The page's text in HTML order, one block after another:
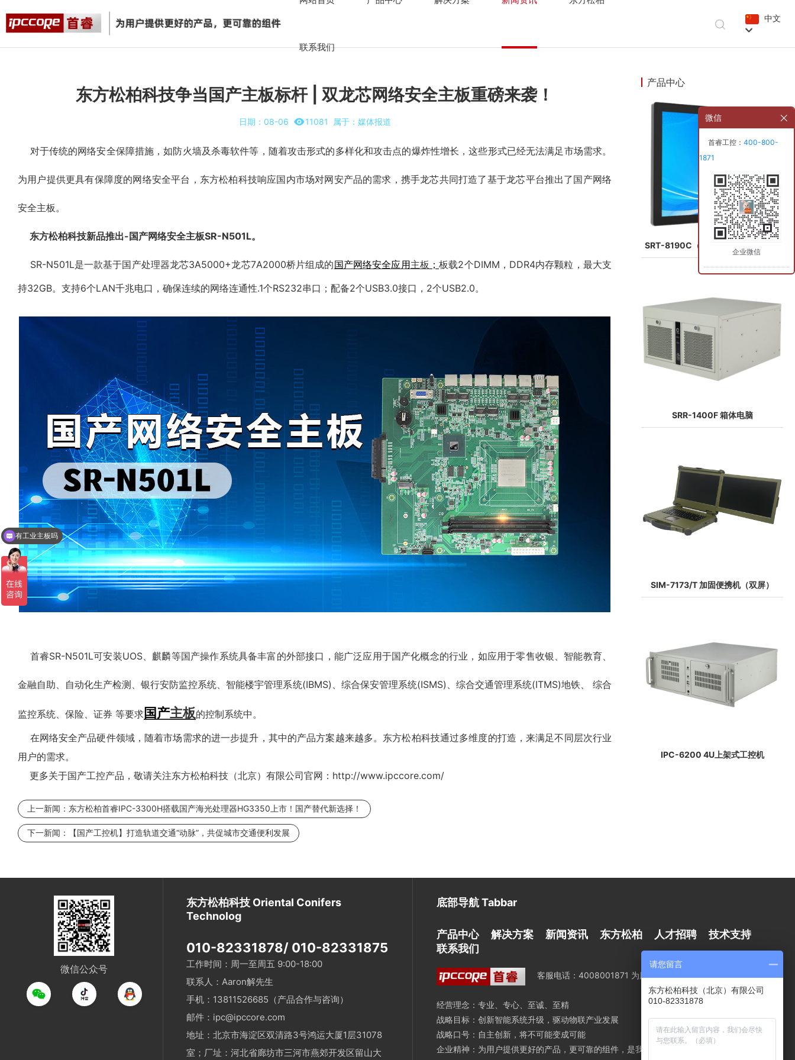
联系我们
中文
产品中心
SRT-8190C（8代）工业触摸一体机
SRR-1400F 箱体电脑
SIM-7173/T 加固便携机（双屏）
IPC-6200 4U上架式工控机
东方松柏科技争当国产主板标杆 | 双龙芯网络安全主板重磅来袭！
日期： 08-06 11081 属于： 媒体报道
对于传统的网络安全保障措施，如防火墙及杀毒软件等，随着攻击形式的多样化和攻击点的爆炸性增长，这些形式已经无法满足市场需求。
为用户提供更具有保障度的网络安全平台， 东方松柏科技响应国内市场对网安产品的需求，携手龙芯共同打造了基于龙芯平台推出了国产网络
安全主板。
东方松柏科技新品推出-国产网络安全主板SR-N501L。
SR-N501L是一款基于国产处理器龙芯3A5000+龙芯7A2000桥片组成的国产网络安全应用主板 ； 板载2个DIMM，DDR4内存颗粒，最大支
持32GB。支持6个LAN千兆电口，确保连续的网络连通性.1个RS232串口；配备2个USB3.0接口，2个USB2.0。
首睿SR-N501L可安装UOS、麒麟等国产操作系统具备丰富的外部接口，能广泛应用于国产化概念的行业，如应用于零售收银、智能教育、
金融自助、自动化生产检测、银行安防监控系统、智能楼宇管理系统(IBMS)、综合保安管理系统(ISMS)、综合交通管理系统(ITMS)地铁、 综合
监控系统、保险、证券 等要求 国产主板的控制系统中。
在网络安全产品硬件领域，随着市场需求的进一步提升，其中的产品方案越来越多。 东方松柏科技通过多维度的打造，来满足不同层次行业
用户的需求。
更多关于国产工控产品，敬请关注东方松柏科技 （北京）有限公司官网：http://www.ipccore.com/
上一新闻： 东方松柏首睿IPC-3300H搭载国产海光处理器HG3350上市！国产替代新选择！
下一新闻： 【国产工控机】打造轨道交通“动脉”，共促城市交通便利发展
微信公众号
东方松柏科技 Oriental Conifers
Technolog
010-82331878/ 010-82331875
工作时间：周一至周五 9:00-18:00
联系人：Aaron解先生
手机：13811526685（产品合作与咨询）
邮件：ipc@ipccore.com
地址：北京市海淀区双清路3号鸿运大厦1层31078
室；厂址：河北省廊坊市三河市燕郊开发区留山大
底部导航 Tabbar
产品中心 解决方案 新闻资讯 东方松柏 人才招聘
技术支持
联系我们
客服电话：4008001871 为用户提供更好的产品，更可靠的组件
经营理念：专业、专心、至诚、至精
战略目标：创新智能系统升级，驱动物联产业发展
战略口号：自主创新，将不可能变成可能
企业精神：为用户提供更好的产品，更可靠的组件，是我们不断前行的动力
有工业主板吗
请您留言
东方松柏科技（北京）有限公司
010-82331878
微信
首睿工控：400-800-
1871
企业微信